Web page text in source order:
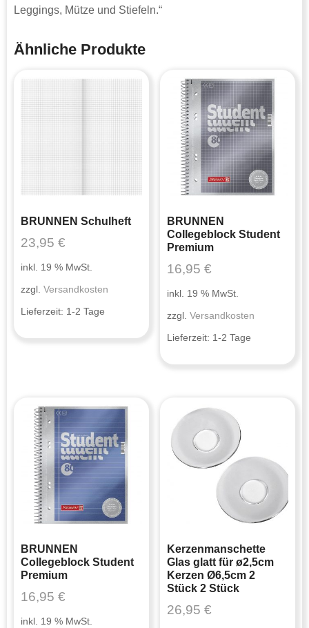
Leggings, Mütze und Stiefeln.“
Ähnliche Produkte
BRUNNEN Schulheft
23,95 €
inkl. 19 % MwSt.
zzgl. Versandkosten
Lieferzeit: 1-2 Tage
BRUNNEN
Collegeblock Student
Premium
16,95€
inkl. 19 % MwSt.
zzgl.Versandkosten
Lieferzeit: 1-2 Tage
BRUNNEN
Collegeblock Student
Premium
16,95 €
inkl. 19 % MwSt.
Kerzenmanschette
Glas glatt für ø2,5cm
Kerzen Ø6,5cm 2
Stück 2 Stück
26,95€